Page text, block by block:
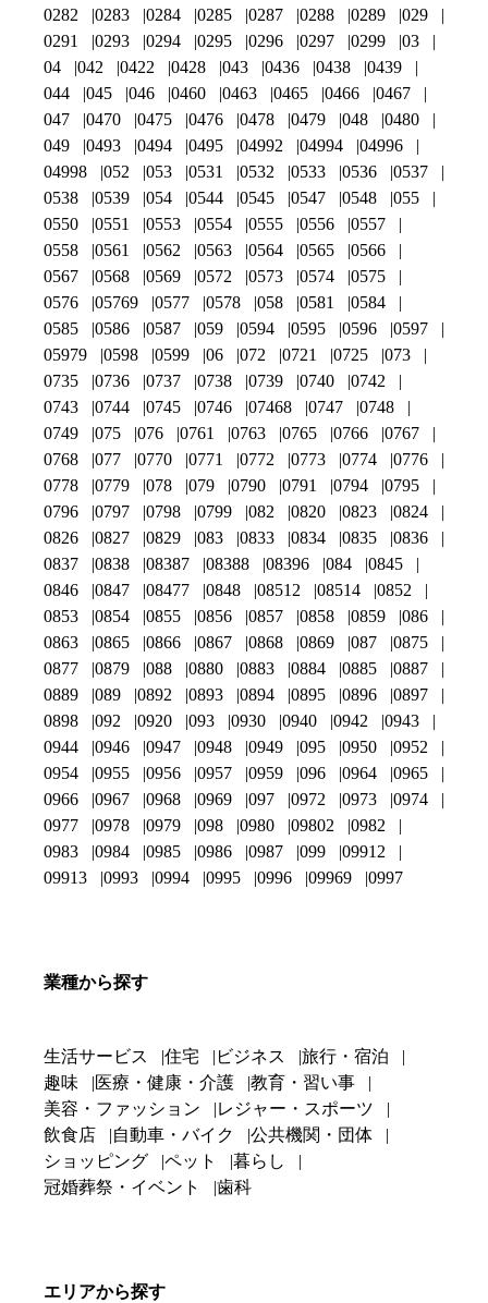
0282 0283 0284 0285 0287 0288 0289
029
0291
0293 0294 0295 0296 0297 0299
03
04
042 0422 0428 043 0436 0438
0439
044
045 046 0460 0463 0465 0466
0467
047
0470 0475 0476 0478 0479 048
0480
049
0493 0494 0495 04992 04994
04996
04998
052 053 0531 0532 0533 0536
0537
0538
0539 054 0544 0545 0547 0548
055
0550
0551 0553 0554 0555 0556
0557
0558
0561 0562 0563 0564 0565
0566
0567
0568 0569 0572 0573 0574
0575
0576
05769 0577 0578 058 0581
0584
0585
0586 0587 059 0594 0595 0596
0597
05979
0598 0599 06 072 0721 0725
073
0735
0736 0737 0738 0739 0740
0742
0743
0744 0745 0746 07468 0747
0748
0749
075 076 0761 0763 0765 0766
0767
0768
077 0770 0771 0772 0773 0774
0776
0778
0779 078 079 0790 0791 0794
0795
0796
0797 0798 0799 082 0820 0823
0824
0826
0827 0829 083 0833 0834 0835
0836
0837
0838 08387 08388 08396 084
0845
0846
0847 08477 0848 08512 08514
0852
0853
0854 0855 0856 0857 0858 0859
086
0863
0865 0866 0867 0868 0869 087
0875
0877
0879 088 0880 0883 0884 0885
0887
0889
089 0892 0893 0894 0895 0896
0897
0898
092 0920 093 0930 0940 0942
0943
0944
0946 0947 0948 0949 095 0950
0952
0954
0955 0956 0957 0959 096 0964
0965
0966
0967 0968 0969 097 0972 0973
0974
0977
0978 0979 098 0980 09802
0982
0983
0984 0985 0986 0987 099
09912
09913
0993 0994 0995 0996 09969 0997
業種から探す
生活サービス 住宅 ビジネス
旅行・宿泊
趣味
医療・健康・介護
教育・習い事
美容・ファッション
レジャー・スポーツ
飲食店
自動車・バイク
公共機関・団体
ショッピング
ペット
暮らし
冠婚葬祭・イベント
歯科
エリアから探す